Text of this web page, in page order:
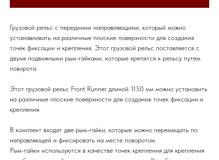
Грузовой рельс с передними направляющими, который можно
устанавливать на различные плоские поверхности для создания
точек фиксации и крепления. Этот грузовой рельс поставляется с
двумя подвижными рым-гайками, которые крепятся к рельсу путем
поворота.
Этот грузовой рельс Front Runner длиной 1150 мм можно установить
на различные плоские поверхности для создания точек фиксации и
крепления.
В комплект входят две рым-гайки, которые можно перемещать по
направляющей и фиксировать на месте поворотом.
Рым-гайки используются в качестве точек крепления для крепления